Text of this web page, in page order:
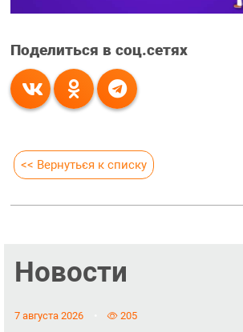
Поделиться в соц.сетях
<< Вернуться к списку
Новости
7 августа 2026 205